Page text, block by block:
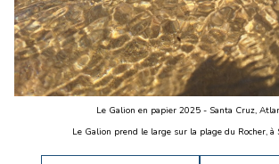
Le Galion en papier 2025 - Santa Cruz,
Le Galion prend le large sur la plage du Rocher, à